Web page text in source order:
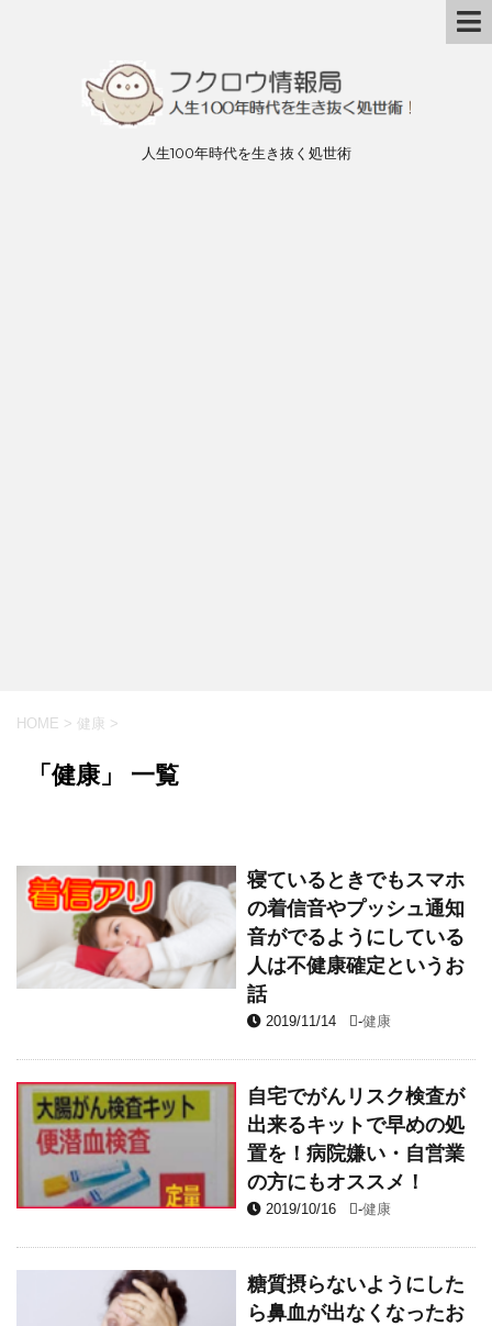
人生100年時代を生き抜く処世術
HOME > 健康 >
「健康」 一覧
寝ているときでもスマホ
の着信音やプッシュ通知
音がでるようにしている
人は不健康確定というお
話
2019/11/14 -健康
自宅でがんリスク検査が
出来るキットで早めの処
置を！病院嫌い・自営業
の方にもオススメ！
2019/10/16 -健康
糖質摂らないようにした
ら鼻血が出なくなったお